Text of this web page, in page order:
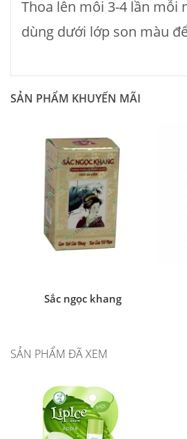
Thoa lên môi 3-4 lần mỗi
dùng dưới lớp son màu
SẢN PHẨM KHUYẾN MÃI
Sắc ngọc khang
SẢN PHẨM ĐÃ XEM